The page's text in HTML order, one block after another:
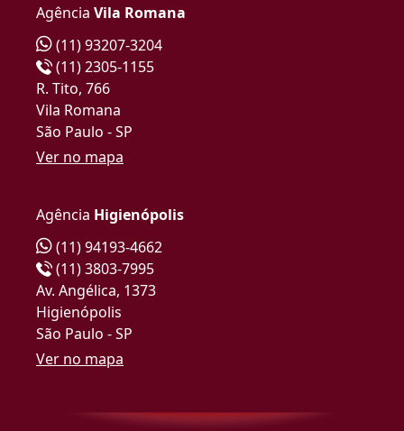
Agência Vila Romana
(11) 93207-3204
(11) 2305-1155
R. Tito, 766
Vila Romana
São Paulo - SP
Ver no mapa
Agência Higienópolis
(11) 94193-4662
(11) 3803-7995
Av. Angélica, 1373
Higienópolis
São Paulo - SP
Ver no mapa